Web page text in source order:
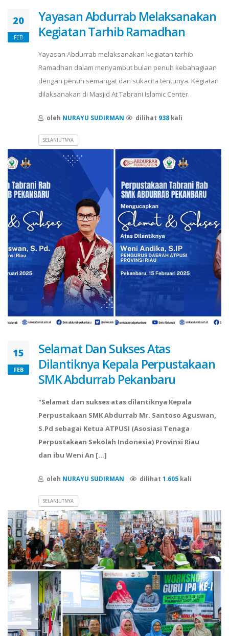
20
FEB
Yayasan Abdurrab Melaksanakan
Kegiatan Tarhib Ramadhan
Yayasan Abdurrab melaksanakan kegiatan tarhib
Ramadhan dalam menyambut bulan penuh kebahagiaan
dengan penuh semangat dan sukacita tentunya. Kegiatan
dilaksanakan di Masjid At Tabrani Islamic Center.
oleh NURAYU SUDIRMAN dilihat 938 kali
SELANJUTNYA
15
FEB
Selamat Dan Sukses Atas
Dilantiknya Kepala Perpustakaan
SMK Abdurrab Pekanbaru
"Selamat dan sukses atas dilantiknya Kepala
Perpustakaan SMK Abdurrab Mr. Santoso Aguswan,
S.Pd sebagai Ketua ATPUSI (Asosiasi Tenaga
Perpustakaan Sekolah Indonesia) Provinsi Riau
dan ibu Weni An [...]
oleh NURAYU SUDIRMAN dilihat 1.605 kali
SELANJUTNYA